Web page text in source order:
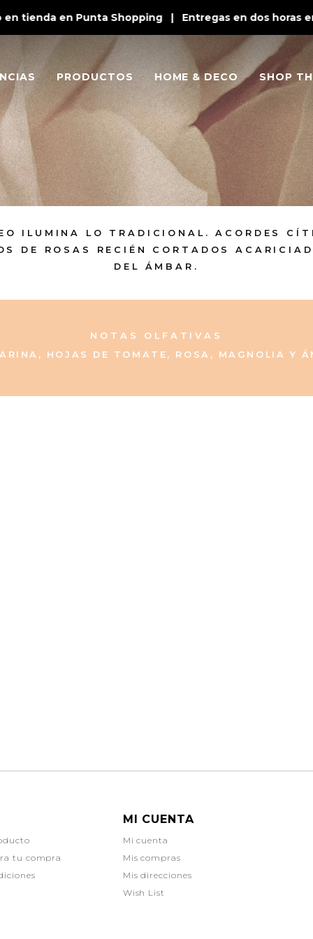
en Punta Shopping | Entregas en dos horas
PRODUCTOS HOME & DECO SHOP
ILUMINA LO TRADICIONAL. ACORDES
DE ROSAS RECIÉN CORTADOS
DEL ÁMBAR.
NOTAS OLFATIVAS
HOJAS DE TOMATE, ROSA, MAGNOLIA Y
tu compra
MI CUENTA
Mi cuenta
Mis compras
Mis direcciones
Wish List